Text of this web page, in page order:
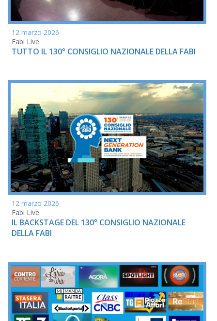
12 marzo 2026
Fabi Live
TUTTO IL 130° CONSIGLIO NAZIONALE DELLA FABI
12 marzo 2026
Fabi Live
IL BACKSTAGE DEL 130° CONSIGLIO NAZIONALE
DELLA FABI